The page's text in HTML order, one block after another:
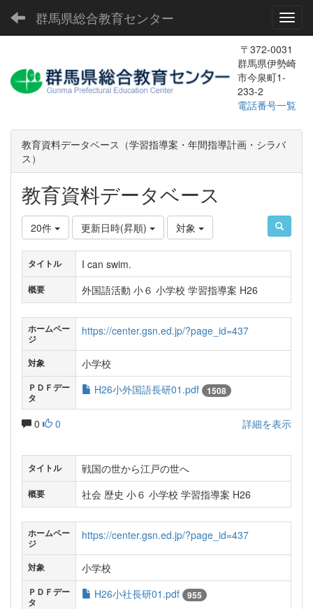
群馬県総合教育センター
〒372-0031
群馬県伊勢崎
市今泉町1-
233-2
電話番号一覧
教育資料データベース（学習指導案・年間指導計画・シラバ
ス）
教育資料データベース
20件 更新日時(昇順) 対象
タイトル I can swim.
概要 外国語活動 小６ 小学校 学習指導案 H26
ホームペー
ジ
https://center.gsn.ed.jp/?page_id=437
対象 小学校
ＰＤＦデー
タ
H26小外国語長研01.pdf 1508
0 0 詳細を表示
タイトル 戦国の世から江戸の世へ
概要 社会 歴史 小６ 小学校 学習指導案 H26
ホームペー
ジ
https://center.gsn.ed.jp/?page_id=437
対象 小学校
ＰＤＦデー
タ
H26小社長研01.pdf 955